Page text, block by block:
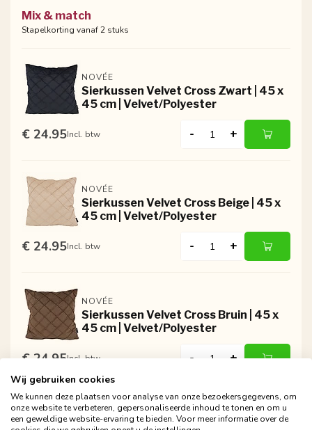
Mix & match
Stapelkorting vanaf 2 stuks
NOVÉE
Sierkussen Velvet Cross Zwart | 45 x
45 cm | Velvet/Polyester
€ 24.95Incl. btw - +
NOVÉE
Sierkussen Velvet Cross Beige | 45 x
45 cm | Velvet/Polyester
€ 24.95Incl. btw - +
NOVÉE
Sierkussen Velvet Cross Bruin | 45 x
45 cm | Velvet/Polyester
€ 24.95Incl. btw - +
Wij gebruiken cookies
We kunnen deze plaatsen voor analyse van onze bezoekersgegevens, om
onze website te verbeteren, gepersonaliseerde inhoud te tonen en om u
een geweldige website-ervaring te bieden. Voor meer informatie over de